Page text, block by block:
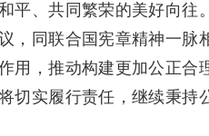
平、共同繁荣的美好向往
，同联合国宪章精神一脉
用，推动构建更加公正合
切实履行责任，继续秉持